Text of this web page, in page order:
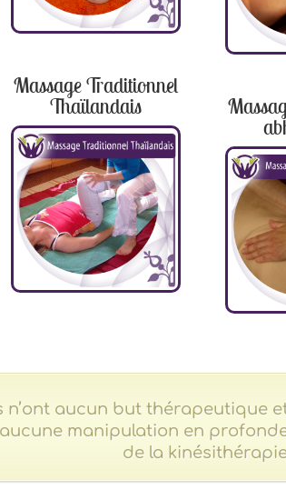
Massage Traditionnel
Thaïlandais
n’ont aucun but thérapeutique
manipulation en
de la